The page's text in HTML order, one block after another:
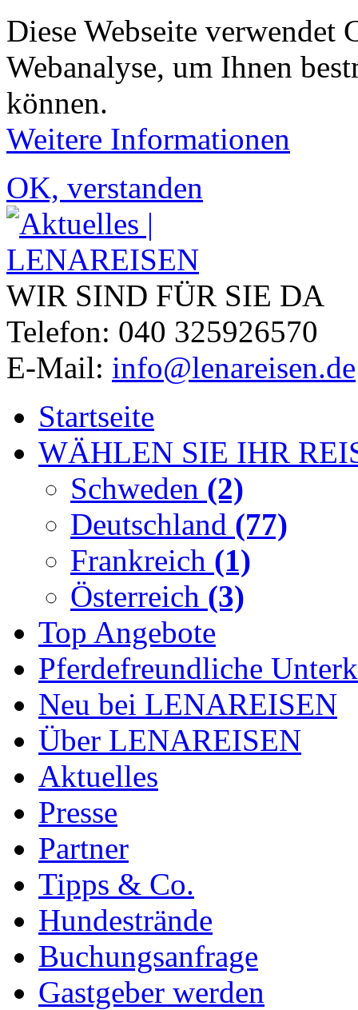
Diese Webseite verwendet
Webanalyse, um Ihnen
können.
Weitere Informationen
OK, verstanden
WIR SIND FÜR SIE DA
Telefon: 040 325926570
E-Mail: info@lenareisen.de
Startseite
WÄHLEN SIE IHR
Schweden (2)
Deutschland (77)
Frankreich (1)
Österreich (3)
Top Angebote
Pferdefreundliche
Neu bei LENAREISEN
Über LENAREISEN
Aktuelles
Presse
Partner
Tipps & Co.
Hundestrände
Buchungsanfrage
Gastgeber werden